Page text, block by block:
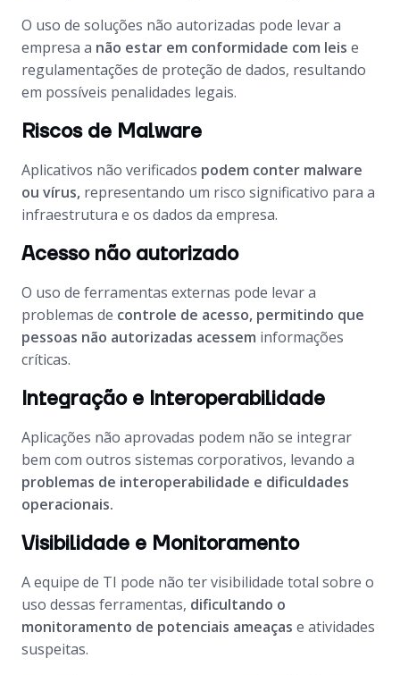
O uso de soluções não autorizadas pode levar a
empresa a não estar em conformidade com leis e
regulamentações de proteção de dados, resultando
em possíveis penalidades legais.
Riscos de Malware
Aplicativos não verificados podem conter malware
ou vírus, representando um risco significativo para a
infraestrutura e os dados da empresa.
Acesso não autorizado
O uso de ferramentas externas pode levar a
problemas de controle de acesso, permitindo que
pessoas não autorizadas acessem informações
críticas.
Integração e Interoperabilidade
Aplicações não aprovadas podem não se integrar
bem com outros sistemas corporativos, levando a
problemas de interoperabilidade e dificuldades
operacionais.
Visibilidade e Monitoramento
A equipe de TI pode não ter visibilidade total sobre o
uso dessas ferramentas, dificultando o
monitoramento de potenciais ameaças e atividades
suspeitas.